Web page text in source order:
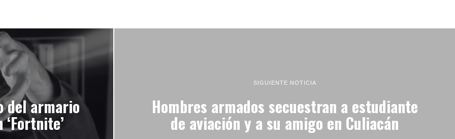
del armario
SIGUIENTE NOTICIA
Hombres armados secuestran a estudiante
de aviación y a su amigo en Culiacán